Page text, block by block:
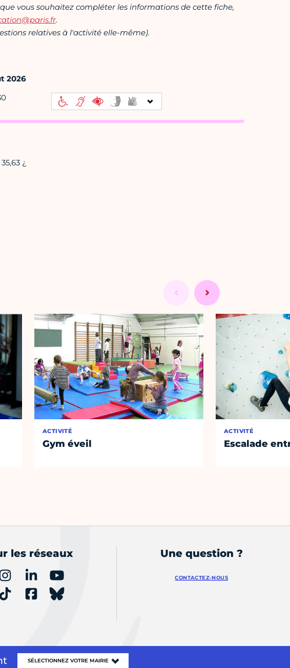
vous souhaitez compléter les informations de cette fiche,
.
relatives à l'activité elle-même).
2026
¿
ACTIVITÉ
Gym éveil
ACTIVITÉ
Escalade
les réseaux Une question ?
CONTACTEZ-NOUS